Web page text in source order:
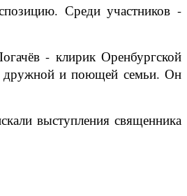
Среди участников -
- клирик Оренбургской
дружной и поющей семьи. Он
выступления священника